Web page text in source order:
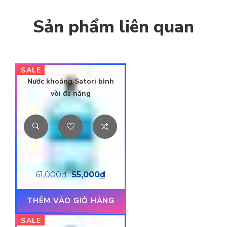
Sản phẩm liên quan
SALE
Nước khoáng Satori bình
vòi đa năng
61,000₫ 55,000₫
THÊM VÀO GIỎ HÀNG
SALE